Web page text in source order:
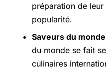
préparation de
popularité.
Saveurs du
du monde se fait
culinaires